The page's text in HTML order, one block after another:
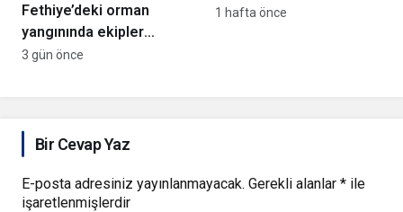
Fethiye’deki orman
yangınında ekipler
anında müdahale ediyor
3 gün önce
Tuzaklarıyla Verim
1 hafta önce
Bir Cevap Yaz
E-posta adresiniz yayınlanmayacak. Gerekli alanlar * ile
işaretlenmişlerdir